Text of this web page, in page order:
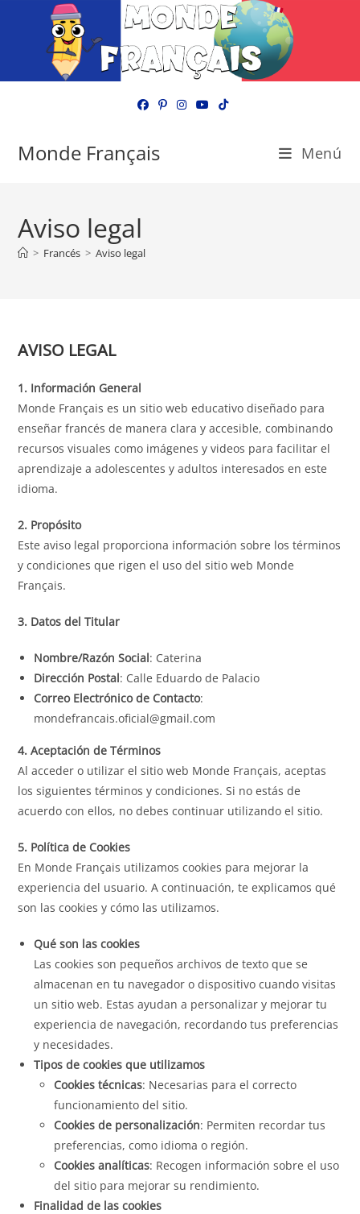
Monde Français Menú
Aviso legal
> Francés > Aviso legal
AVISO LEGAL
1. Información General
Monde Français es un sitio web educativo diseñado para
enseñar francés de manera clara y accesible, combinando
recursos visuales como imágenes y videos para facilitar el
aprendizaje a adolescentes y adultos interesados en este
idioma.
2. Propósito
Este aviso legal proporciona información sobre los términos
y condiciones que rigen el uso del sitio web Monde
Français.
3. Datos del Titular
Nombre/Razón Social: Caterina
Dirección Postal: Calle Eduardo de Palacio
Correo Electrónico de Contacto:
mondefrancais.oficial@gmail.com
4. Aceptación de Términos
Al acceder o utilizar el sitio web Monde Français, aceptas
los siguientes términos y condiciones. Si no estás de
acuerdo con ellos, no debes continuar utilizando el sitio.
5. Política de Cookies
En Monde Français utilizamos cookies para mejorar la
experiencia del usuario. A continuación, te explicamos qué
son las cookies y cómo las utilizamos.
Qué son las cookies
Las cookies son pequeños archivos de texto que se
almacenan en tu navegador o dispositivo cuando visitas
un sitio web. Estas ayudan a personalizar y mejorar tu
experiencia de navegación, recordando tus preferencias
y necesidades.
Tipos de cookies que utilizamos
Cookies técnicas: Necesarias para el correcto
funcionamiento del sitio.
Cookies de personalización: Permiten recordar tus
preferencias, como idioma o región.
Cookies analíticas: Recogen información sobre el uso
del sitio para mejorar su rendimiento.
Finalidad de las cookies